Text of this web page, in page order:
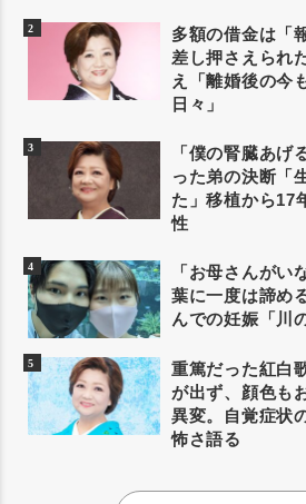
多額の借金は「
差し押さえられ
え「離婚後の今
日々」
「僕の腎臓あげ
った弟の決断「
た」移植から17
性
「お母さんがい
葉に一度は諦め
んでの妊娠「川
重篤だった紅白
が出ず、顔色も
異変。自覚症状
怖さ語る